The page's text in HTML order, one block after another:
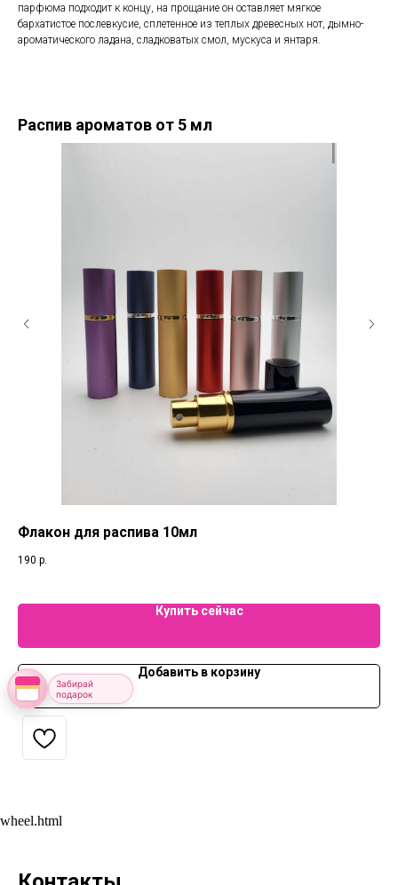
парфюма подходит к концу, на прощание он оставляет мягкое
бархатистое послевкусие, сплетенное из теплых древесных нот, дымно-
ароматического ладана, сладковатых смол, мускуса и янтаря.
Распив ароматов от 5 мл
Флакон для распива 10мл
190 р.
Купить сейчас
Добавить в корзину
wheel.html
Забирай
подарок